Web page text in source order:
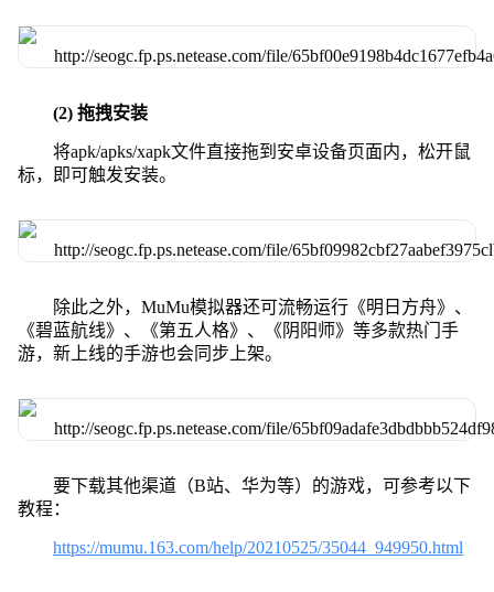
(2) 拖拽安装
将apk/apks/xapk文件直接拖到安卓设备页面内，松开鼠
标，即可触发安装。
除此之外，MuMu模拟器还可流畅运行《明日方舟》、
《碧蓝航线》、《第五人格》、《阴阳师》等多款热门手
游，新上线的手游也会同步上架。
要下载其他渠道（B站、华为等）的游戏，可参考以下
教程：
https://mumu.163.com/help/20210525/35044_949950.html